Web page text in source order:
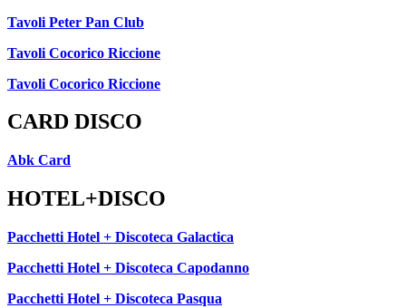
Tavoli Peter Pan Club
Tavoli Cocorico Riccione
Tavoli Cocorico Riccione
CARD DISCO
Abk Card
HOTEL+DISCO
Pacchetti Hotel + Discoteca Galactica
Pacchetti Hotel + Discoteca Capodanno
Pacchetti Hotel + Discoteca Pasqua